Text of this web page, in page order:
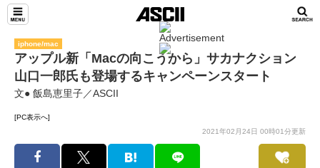
iphone/mac
アップル新「Macの向こうから」サカナクション
山口一郎氏も登場するキャンペーンスタート
文● 飯島恵里子／ASCII
[PC表示へ]
2021年02月24日 00時01分更新